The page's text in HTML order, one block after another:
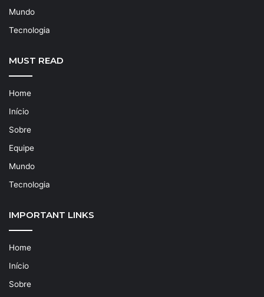
Mundo
Tecnologia
MUST READ
Home
Início
Sobre
Equipe
Mundo
Tecnologia
IMPORTANT LINKS
Home
Início
Sobre